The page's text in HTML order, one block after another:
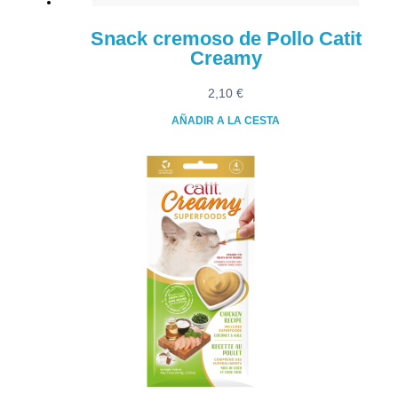
Snack cremoso de Pollo Catit
Creamy
2,10 €
AÑADIR A LA CESTA